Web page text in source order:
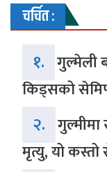
चर्चित :
१. गुल्मेली
किड्सको
२.
मृत्यु, यो कस्तो